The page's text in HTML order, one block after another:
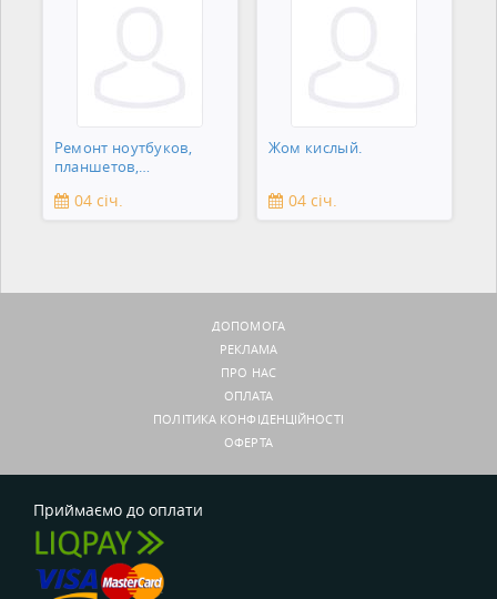
Ремонт ноутбуков,
планшетов,
зеркальны
04 січ.
Жом кислый.
04 січ.
ДОПОМОГА
РЕКЛАМА
ПРО НАС
ОПЛАТА
ПОЛІТИКА КОНФІДЕНЦІЙНОСТІ
ОФЕРТА
Приймаємо до оплати